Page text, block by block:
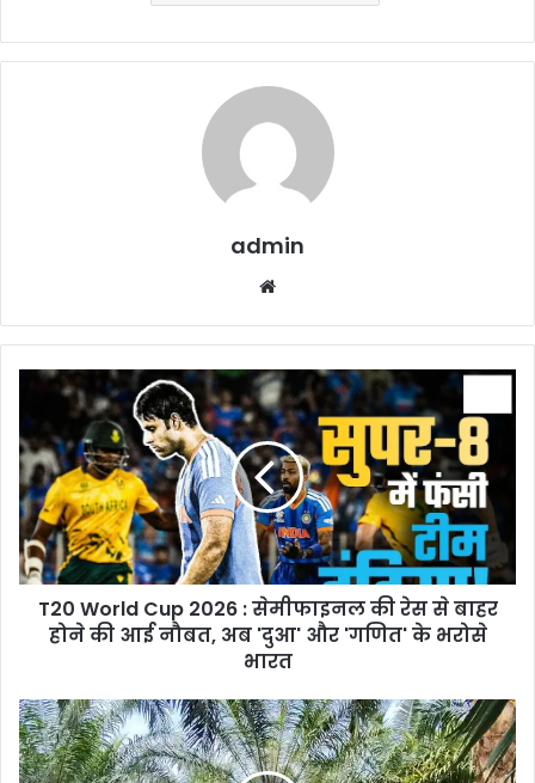
admin
T20
2026
:
सेमीफाइनल
की
रेस
से
बाहर
नौबत,
अब
'दुआ'
T20 World Cup 2026 : सेमीफाइनल की रेस से बाहर
होने की आई नौबत, अब 'दुआ' और 'गणित' के भरोसे
भारत
Oil
Palm
Cultivation